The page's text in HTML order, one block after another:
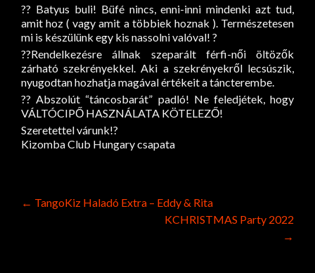
?? Batyus buli! Büfé nincs, enni-inni mindenki azt tud,
amit hoz ( vagy amit a többiek hoznak ). Természetesen
mi is készülünk egy kis nassolni valóval! ?
??Rendelkezésre állnak szeparált férfi-női öltözők
zárható szekrényekkel. Aki a szekrényekről lecsúszik,
nyugodtan hozhatja magával értékeit a táncterembe.
?? Abszolút “táncosbarát” padló! Ne feledjétek, hogy
VÁLTÓCIPŐ HASZNÁLATA KÖTELEZŐ!
Szeretettel várunk!?
Kizomba Club Hungary csapata
Post
← TangoKiz Haladó Extra – Eddy & Rita
KCHRISTMAS Party 2022
→